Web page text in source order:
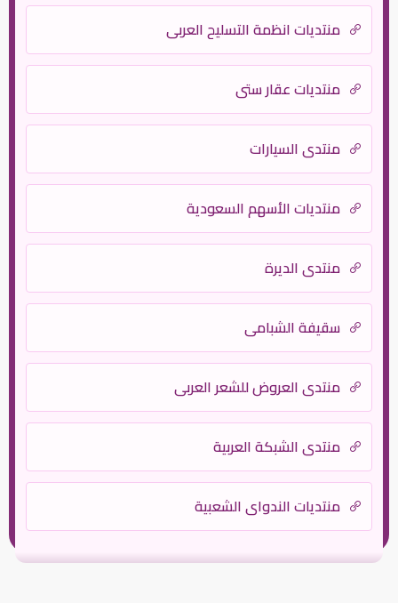
منتديات انظمة التسليح العربي
منتديات عقار ستي
منتدى السيارات
منتديات الأسهم السعودية
منتدى الديرة
سقيفة الشبامي
منتدي العروض للشعر العربي
منتدى الشبكة العربية
منتديات الندواي الشعبية